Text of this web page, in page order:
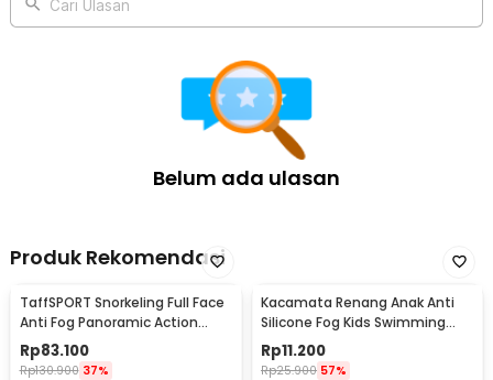
Tali kepala berbahan silikon elastis dapat disesuaikan dengan
tetap stabil ketika digunakan berenang maupun snorkeling. Desain
unisex membuat produk cocok digunakan oleh pria maupun wanita.
Rincian yang Anda dapatkan untuk pembelian produk ini:
1 x UDO Kacamata Selam Snorkeling Tempered Glass Anti Fog
Cari Ulasan
Belum ada ulasan
Produk Rekomendasi
TaffSPORT Snorkeling Full Face
Anti Fog Panoramic Action
Cam L/XL - M2068G
Rp83.100
Rp130.900 37%
Kacamata Renang Anak Anti
Silicone Fog Kids Swimming
Goggles - EE243
Rp11.200
Rp25.900 57%